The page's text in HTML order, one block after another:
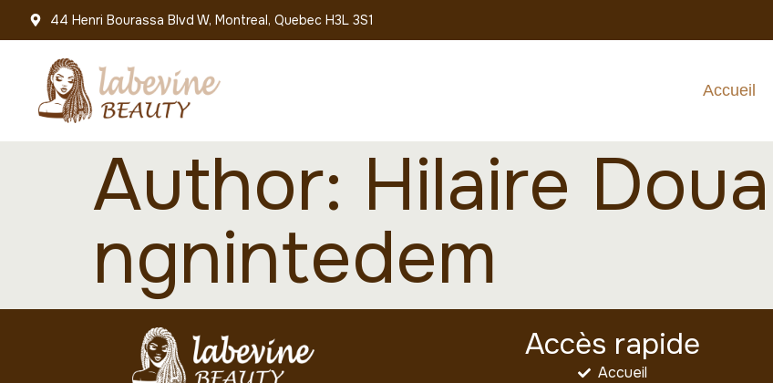
44 Henri Bourassa Blvd W, Montreal, Quebec H3L 3S1
Accueil
Author: Hilaire
ngnintedem
Accès rapide
Accueil